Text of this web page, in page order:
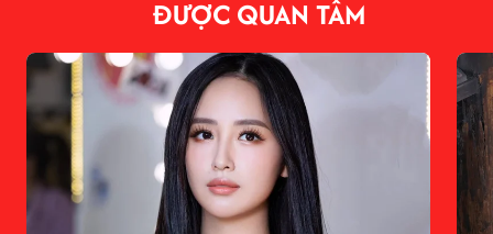
ĐƯỢC QUAN TÂM